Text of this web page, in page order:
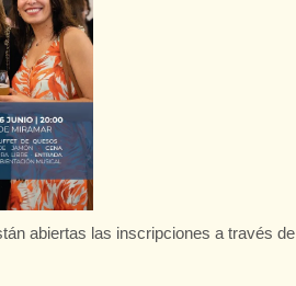
abiertas las inscripciones a través de